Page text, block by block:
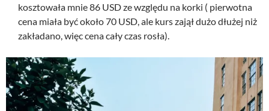
kosztowała mnie 86 USD ze względu na korki ( pierwotna
cena miała być około 70 USD, ale kurs zajął dużo dłużej niż
zakładano, więc cena cały czas rosła).